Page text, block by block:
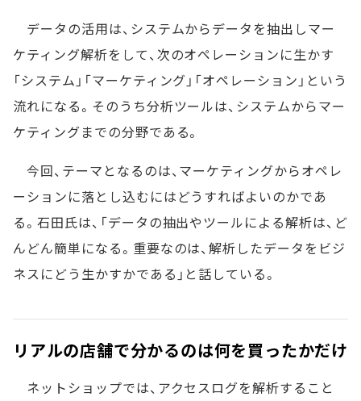
データの活用は、システムからデータを抽出しマー
ケティング解析をして、次のオペレーションに生かす
「システム」「マーケティング」「オペレーション」という
流れになる。そのうち分析ツールは、システムからマー
ケティングまでの分野である。
今回、テーマとなるのは、マーケティングからオペレ
ーションに落とし込むにはどうすればよいのかであ
る。石田氏は、「データの抽出やツールによる解析は、ど
んどん簡単になる。重要なのは、解析したデータをビジ
ネスにどう生かすかである」と話している。
リアルの店舗で分かるのは何を買ったかだけ
ネットショップでは、アクセスログを解析すること